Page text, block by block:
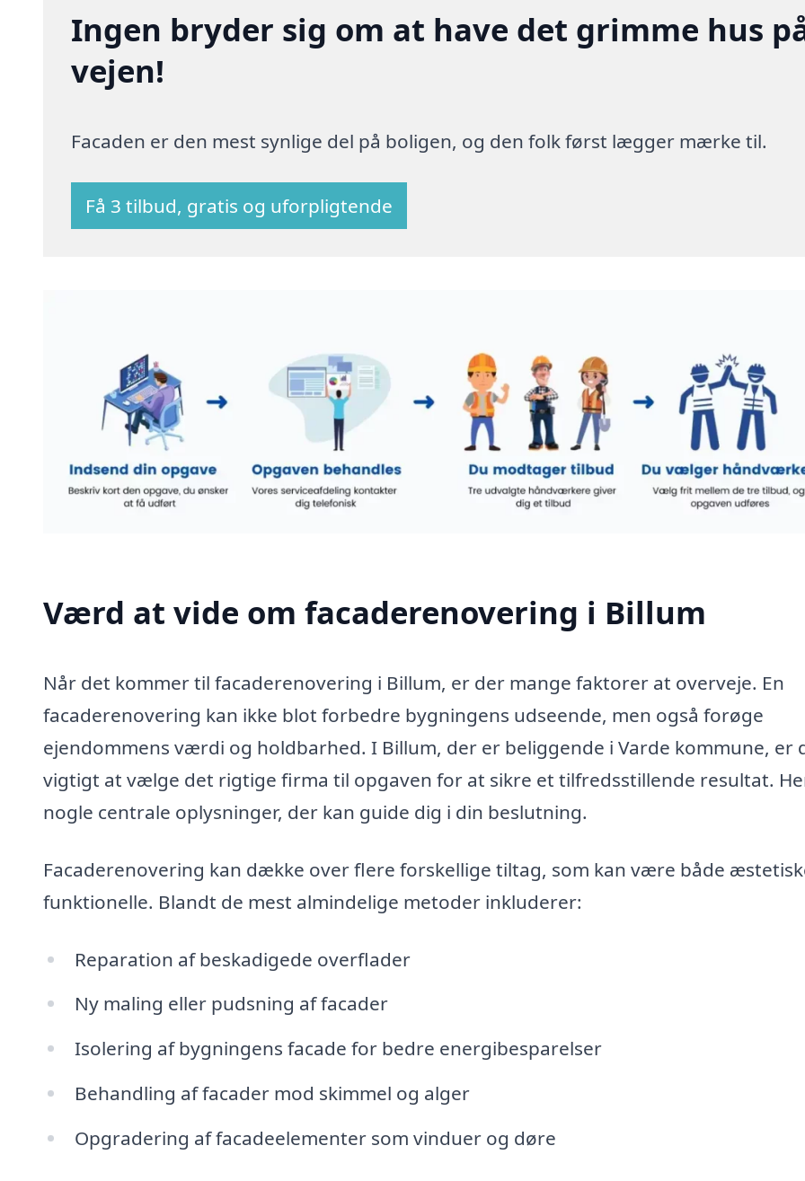
Ingen bryder sig om at have det grimme hus
vejen!
Facaden er den mest synlige del på boligen, og den folk først lægger mærke til.
Få 3 tilbud, gratis og uforpligtende
Værd at vide om facaderenovering i Billum
Når det kommer til facaderenovering i Billum, er der mange faktorer at overveje. En
facaderenovering kan ikke blot forbedre bygningens udseende, men også forøge
ejendommens værdi og holdbarhed. I Billum, der er beliggende i Varde kommune, er
vigtigt at vælge det rigtige firma til opgaven for at sikre et tilfredsstillende resultat.
nogle centrale oplysninger, der kan guide dig i din beslutning.
Facaderenovering kan dække over flere forskellige tiltag, som kan være både
funktionelle. Blandt de mest almindelige metoder inkluderer:
Reparation af beskadigede overflader
Ny maling eller pudsning af facader
Isolering af bygningens facade for bedre energibesparelser
Behandling af facader mod skimmel og alger
Opgradering af facadeelementer som vinduer og døre